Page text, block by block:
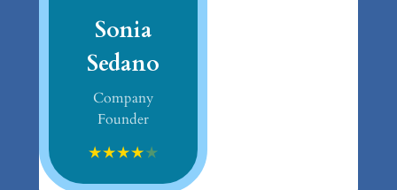
Sonia
Sedano
Company
Founder
★★★★★